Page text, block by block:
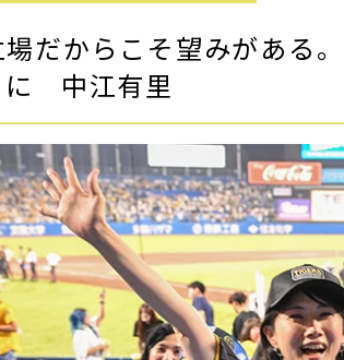
だからこそ望みがある
に 中江有里